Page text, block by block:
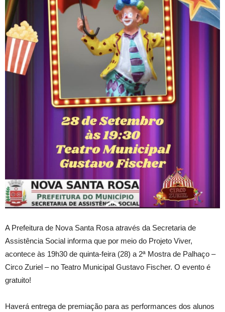
A Prefeitura de Nova Santa Rosa através da Secretaria de
Assistência Social informa que por meio do Projeto Viver,
acontece às 19h30 de quinta-feira (28) a 2ª Mostra de Palhaço –
Circo Zuriel – no Teatro Municipal Gustavo Fischer. O evento é
gratuito!
Haverá entrega de premiação para as performances dos alunos